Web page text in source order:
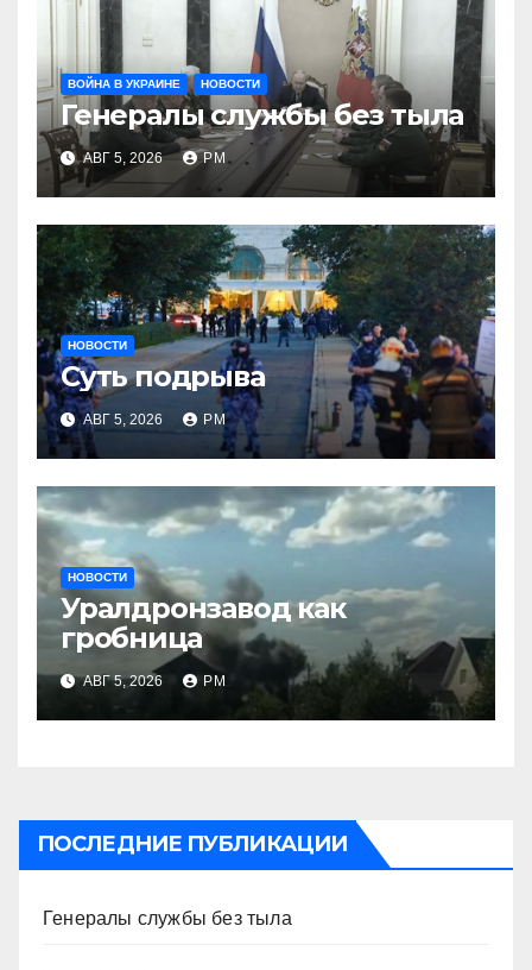
ВОЙНА В УКРАИНЕ НОВОСТИ
Генералы службы без тыла
АВГ 5, 2026 РМ
НОВОСТИ
Суть подрыва
АВГ 5, 2026 РМ
НОВОСТИ
Уралдронзавод как
гробница
АВГ 5, 2026 РМ
ПОСЛЕДНИЕ ПУБЛИКАЦИИ
Генералы службы без тыла